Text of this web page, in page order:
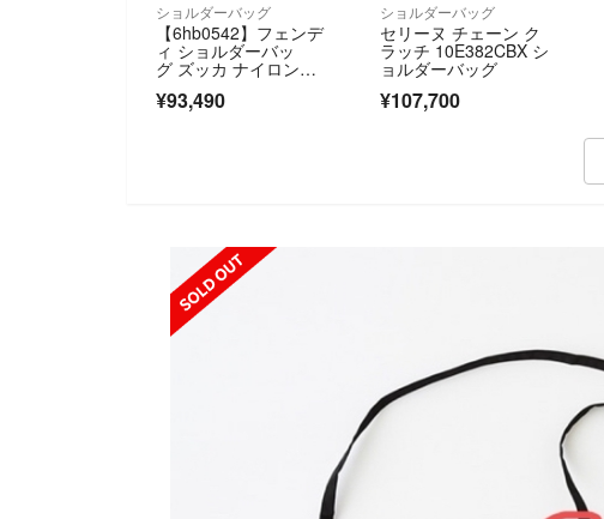
ショルダーバッグ
【6hb0542】フェンデ
ィ ショルダーバッ
グ ズッカ ナイロンキ
ルバー金具【中古】レ
¥93,490
ショルダーバッグ
セリーヌ チェーン ク
ラッチ 10E382CBX シ
ョルダーバッグ
¥107,700